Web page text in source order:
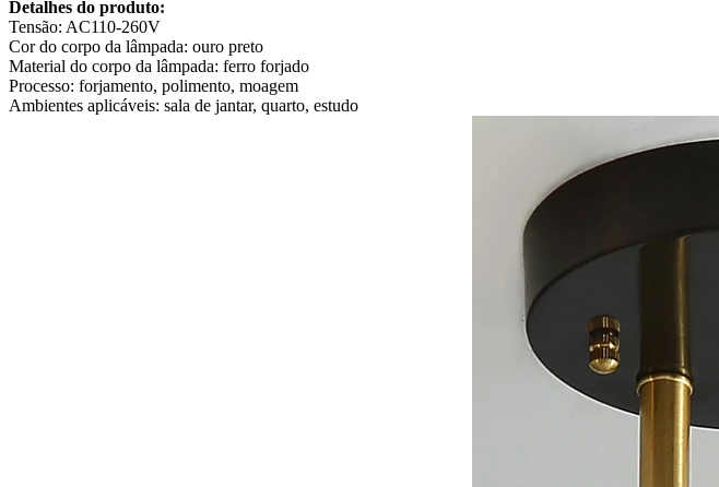
Detalhes do produto:
Tensão: AC110-260V
Cor do corpo da lâmpada: ouro preto
Material do corpo da lâmpada: ferro forjado
Processo: forjamento, polimento, moagem
Ambientes aplicáveis: sala de jantar, quarto, estudo